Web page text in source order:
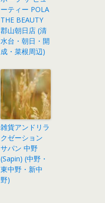
ーティー POLA
THE BEAUTY
郡山朝日店 (清
水台・朝日・開
成・菜根周辺)
雑貨アンドリラ
クゼーション
サパン 中野
(Sapin) (中野・
東中野・新中
野)